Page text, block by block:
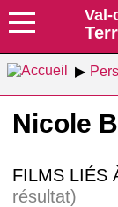
Val-
Nicole
FILMS LIÉS
résultat)